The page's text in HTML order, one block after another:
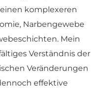
komplexeren
Narbengewebe
Mein
Verständnis der
Veränderungen
effektive